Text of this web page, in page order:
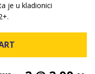
je u kladionici